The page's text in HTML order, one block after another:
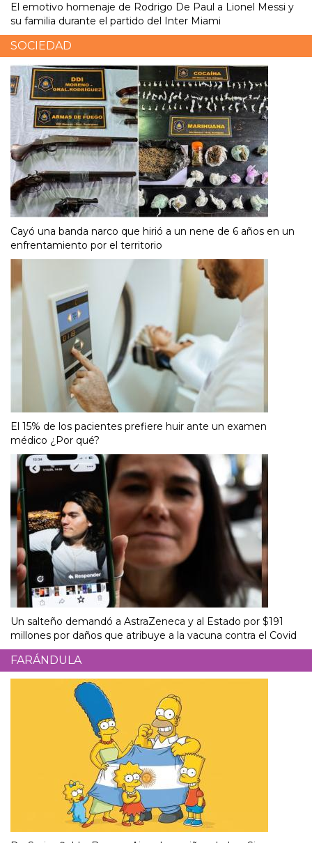
El emotivo homenaje de Rodrigo De Paul a Lionel Messi y
su familia durante el partido del Inter Miami
SOCIEDAD
Cayó una banda narco que hirió a un nene de 6 años en un
enfrentamiento por el territorio
El 15% de los pacientes prefiere huir ante un examen
médico ¿Por qué?
Un salteño demandó a AstraZeneca y al Estado por $191
millones por daños que atribuye a la vacuna contra el Covid
FARÁNDULA